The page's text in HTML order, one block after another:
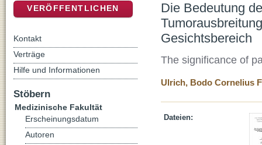
Die Bedeutung
Gesichtsbereich
The significance of
Ulrich, Bodo Cornelius
Dateien:
VERÖFFENTLICHEN
Kontakt
Verträge
Hilfe und Informationen
Stöbern
Medizinische Fakultät
Erscheinungsdatum
Autoren